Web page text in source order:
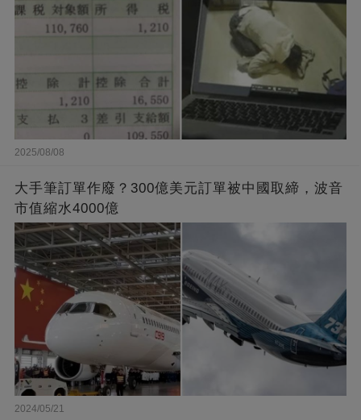
2025/08/08
大手筆訂單作廢？300億美元訂單被中國取締，波音
市值縮水4000億
2024/05/21